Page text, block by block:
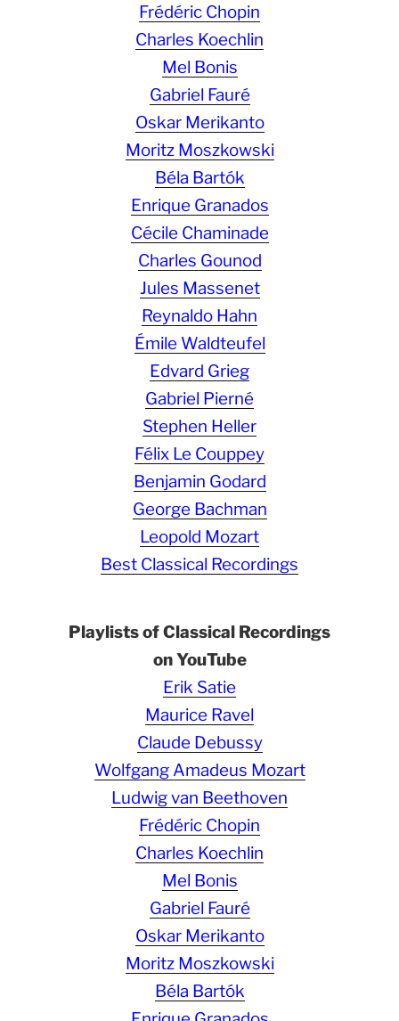
Frédéric Chopin
Charles Koechlin
Mel Bonis
Gabriel Fauré
Oskar Merikanto
Moritz Moszkowski
Béla Bartók
Enrique Granados
Cécile Chaminade
Charles Gounod
Jules Massenet
Reynaldo Hahn
Émile Waldteufel
Edvard Grieg
Gabriel Pierné
Stephen Heller
Félix Le Couppey
Benjamin Godard
George Bachman
Leopold Mozart
Best Classical Recordings
Playlists of Classical Recordings
on YouTube
Erik Satie
Maurice Ravel
Claude Debussy
Wolfgang Amadeus Mozart
Ludwig van Beethoven
Frédéric Chopin
Charles Koechlin
Mel Bonis
Gabriel Fauré
Oskar Merikanto
Moritz Moszkowski
Béla Bartók